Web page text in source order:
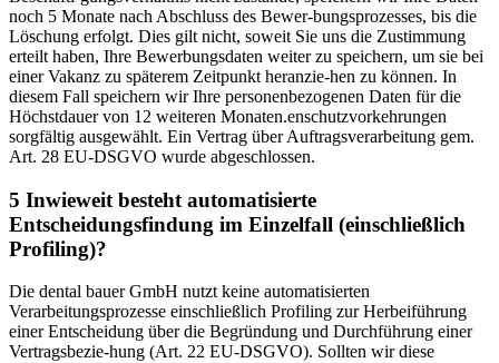
noch 5 Monate nach Abschluss des Bewer-bungsprozesses, bis die
Löschung erfolgt. Dies gilt nicht, soweit Sie uns die Zustimmung
erteilt haben, Ihre Bewerbungsdaten weiter zu speichern, um sie bei
einer Vakanz zu späterem Zeitpunkt heranzie-hen zu können. In
diesem Fall speichern wir Ihre personenbezogenen Daten für die
Höchstdauer von 12 weiteren Monaten.enschutzvorkehrungen
sorgfältig ausgewählt. Ein Vertrag über Auftragsverarbeitung gem.
Art. 28 EU-DSGVO wurde abgeschlossen.
5 Inwieweit besteht automatisierte
Entscheidungsfindung im Einzelfall (einschließlich
Profiling)?
Die dental bauer GmbH nutzt keine automatisierten
Verarbeitungsprozesse einschließlich Profiling zur Herbeiführung
einer Entscheidung über die Begründung und Durchführung einer
Vertragsbezie-hung (Art. 22 EU-DSGVO). Sollten wir diese